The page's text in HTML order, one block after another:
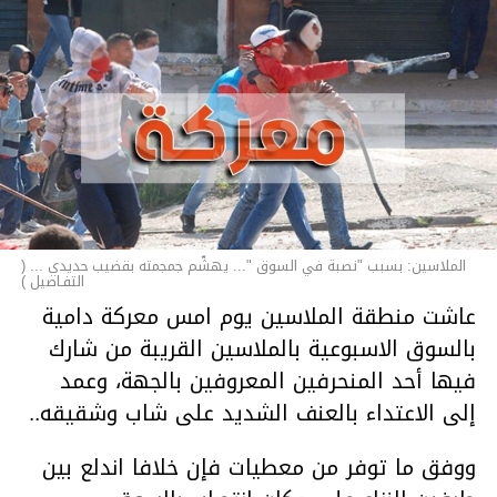
الملاسين: بسبب "نصبة في السوق "... يهشّم جمجمته بقضيب حديدي ... (
التفـاصيل )
عاشت منطقة الملاسين يوم امس معركة دامية
بالسوق الاسبوعية بالملاسين القريبة من شارك
فيها أحد المنحرفين المعروفين بالجهة، وعمد
إلى الاعتداء بالعنف الشديد على شاب وشقيقه..
ووفق ما توفر من معطيات فإن خلافا اندلع بين